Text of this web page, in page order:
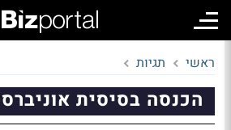
ראשי תגיות
הכנסה בסיסית